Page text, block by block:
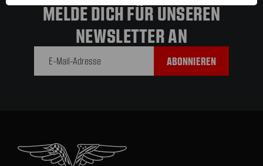
MELDE DICH FÜR UNSEREN
NEWSLETTER AN